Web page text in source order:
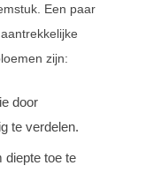
Een paar
zijn:
door
te verdelen.
diepte toe te